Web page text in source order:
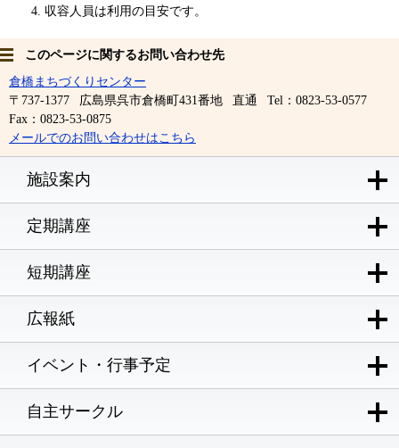
収容人員は利用の目安です。
このページに関するお問い合わせ先
倉橋まちづくりセンター
〒737-1377
広島県呉市倉橋町431番地 直通
Tel：0823-53-0577
Fax：0823-53-0875
メールでのお問い合わせはこちら
施設案内
定期講座
短期講座
広報紙
イベント・行事予定
自主サークル